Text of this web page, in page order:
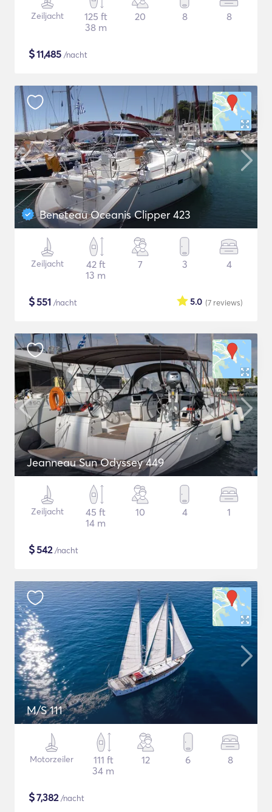
Zeiljacht
125 ft
38 m
20 8 8
$11,485 /nacht
Beneteau Oceanis Clipper 423
Zeiljacht
42 ft
13 m
7 3 4
$551 /nacht (7 reviews)
5.0
Jeanneau Sun Odyssey 449
Zeiljacht
45 ft
14 m
10 4 1
$542/nacht
M/S 111
Motorzeiler
111 ft
34 m
12 6 8
$7,382/nacht